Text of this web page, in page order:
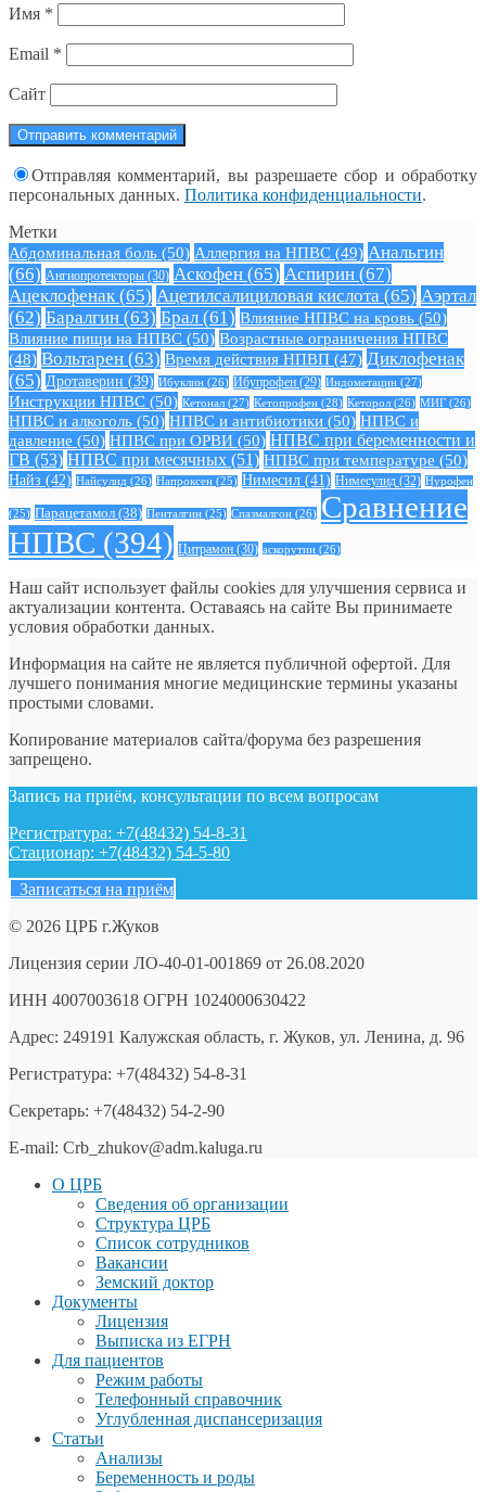
Имя *
Email *
Сайт
Отправляя комментарий, вы разрешаете сбор и обработку
персональных данных. Политика конфиденциальности.
Метки
Абдоминальная боль (50) Аллергия на НПВС (49) Анальгин
(66) Ангиопротекторы (30) Аскофен (65) Аспирин (67)
Ацеклофенак (65) Ацетилсалициловая кислота (65) Аэртал
(62) Баралгин (63) Брал (61) Влияние НПВС на кровь (50)
Влияние пищи на НПВС (50) Возрастные ограничения НПВС
(48) Вольтарен (63) Время действия НПВП (47) Диклофенак
(65) Дротаверин (39) Ибуклин (26) Ибупрофен (29) Индометацин (27)
Инструкции НПВС (50) Кетонал (27) Кетопрофен (28) Кеторол (26) МИГ (26)
НПВС и алкоголь (50) НПВС и антибиотики (50) НПВС и
давление (50) НПВС при ОРВИ (50) НПВС при беременности и
ГВ (53) НПВС при месячных (51) НПВС при температуре (50)
Найз (42) Найсулид (26) Напроксен (25) Нимесил (41) Нимесулид (32) Нурофен
(25) Парацетамол (38) Пенталгин (25) Спазмалгон (26) Сравнение
НПВС (394) Цитрамон (30) аскорутин (26)
Наш сайт использует файлы cookies для улучшения сервиса и
актуализации контента. Оставаясь на сайте Вы принимаете
условия обработки данных.
Информация на сайте не является публичной офертой. Для
лучшего понимания многие медицинские термины указаны
простыми словами.
Копирование материалов сайта/форума без разрешения
запрещено.
Запись на приём, консультации по всем вопросам
Регистратура: +7(48432) 54-8-31
Стационар: +7(48432) 54-5-80
Записаться на приём
© 2026 ЦРБ г.Жуков
Лицензия серии ЛО-40-01-001869 от 26.08.2020
ИНН 4007003618 ОГРН 1024000630422
Адрес: 249191 Калужская область, г. Жуков, ул. Ленина, д. 96
Регистратура: +7(48432) 54-8-31
Секретарь: +7(48432) 54-2-90
E-mail: Crb_zhukov@adm.kaluga.ru
О ЦРБ
Сведения об организации
Структура ЦРБ
Список сотрудников
Вакансии
Земский доктор
Документы
Лицензия
Выписка из ЕГРН
Для пациентов
Режим работы
Телефонный справочник
Углубленная диспансеризация
Статьи
Анализы
Беременность и роды